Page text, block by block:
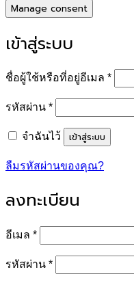
Manage consent
เข้าสู่ระบบ
ชื่อผู้ใช้หรือที่อยู่อีเมล *ต้อง
รหัสผ่าน *ต้องการ
จำฉันไว้ เข้าสู่ระบบ
ลืมรหัสผ่านของคุณ?
ลงทะเบียน
อีเมล *ต้องการ
รหัสผ่าน *ต้องการ